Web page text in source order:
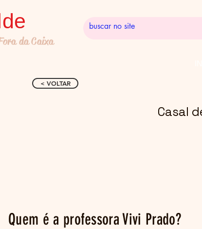
da Caixa
< VOLTAR
Casal
Quem é a professora Vivi Prado?